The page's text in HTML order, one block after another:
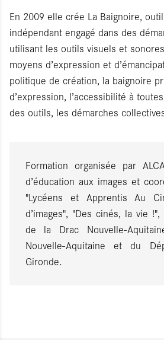
En 2009 elle crée La Baignoire,
indépendant engagé dans des
utilisant les outils visuels et
moyens d’expression et
politique de création, la baignoire
d’expression, l’accessibilité à
des outils, les démarches
Formation organisée par
d’éducation aux images et
"Lycéens et Apprentis Au
d’images", "Des cinés, la vie
de la Drac Nouvelle-
Nouvelle-Aquitaine et du
Gironde.